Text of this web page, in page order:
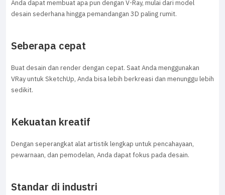
Anda dapat membuat apa pun dengan V-Ray, mulai dari model
desain sederhana hingga pemandangan 3D paling rumit.
Seberapa cepat
Buat desain dan render dengan cepat. Saat Anda menggunakan
VRay untuk SketchUp, Anda bisa lebih berkreasi dan menunggu lebih
sedikit.
Kekuatan kreatif
Dengan seperangkat alat artistik lengkap untuk pencahayaan,
pewarnaan, dan pemodelan, Anda dapat fokus pada desain.
Standar di industri